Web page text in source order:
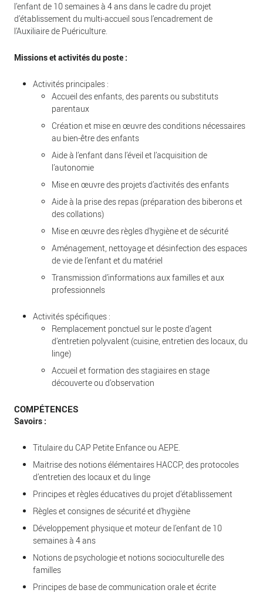
l’enfant de 10 semaines à 4 ans dans le cadre du projet
d’établissement du multi-accueil sous l’encadrement de
l’Auxiliaire de Puériculture.
Missions et activités du poste :
Activités principales :
Accueil des enfants, des parents ou substituts
parentaux
Création et mise en œuvre des conditions nécessaires
au bien-être des enfants
Aide à l’enfant dans l’éveil et l’acquisition de
l’autonomie
Mise en œuvre des projets d’activités des enfants
Aide à la prise des repas (préparation des biberons et
des collations)
Mise en œuvre des règles d’hygiène et de sécurité
Aménagement, nettoyage et désinfection des espaces
de vie de l’enfant et du matériel
Transmission d’informations aux familles et aux
professionnels
Activités spécifiques :
Remplacement ponctuel sur le poste d’agent
d’entretien polyvalent (cuisine, entretien des locaux, du
linge)
Accueil et formation des stagiaires en stage
découverte ou d’observation
COMPÉTENCES
Savoirs :
Titulaire du CAP Petite Enfance ou AEPE.
Maitrise des notions élémentaires HACCP, des protocoles
d’entretien des locaux et du linge
Principes et règles éducatives du projet d’établissement
Règles et consignes de sécurité et d’hygiène
Développement physique et moteur de l’enfant de 10
semaines à 4 ans
Notions de psychologie et notions socioculturelle des
familles
Principes de base de communication orale et écrite